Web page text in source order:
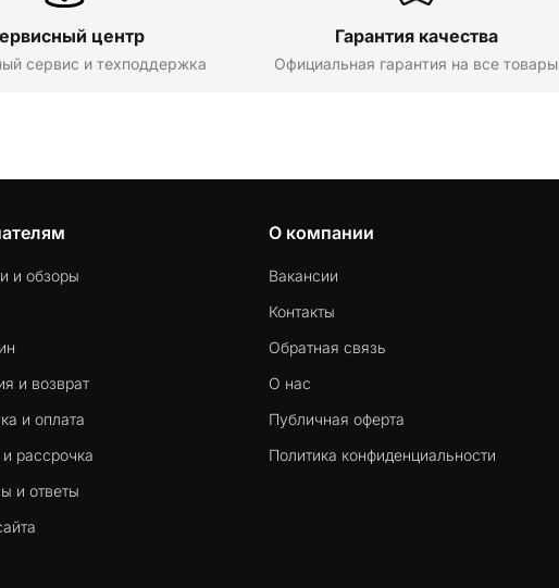
центр
сервис и техподдержка
Гарантия качества
Официальная гарантия на все товары
и обзоры
и возврат
и оплата
рассрочка
и ответы
О компании
Вакансии
Контакты
Обратная связь
О нас
Публичная оферта
Политика конфиденциальности